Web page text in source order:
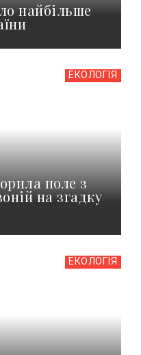
найбільше
ЕКОЛОГІЯ
поле з
на згадку
ЕКОЛОГІЯ